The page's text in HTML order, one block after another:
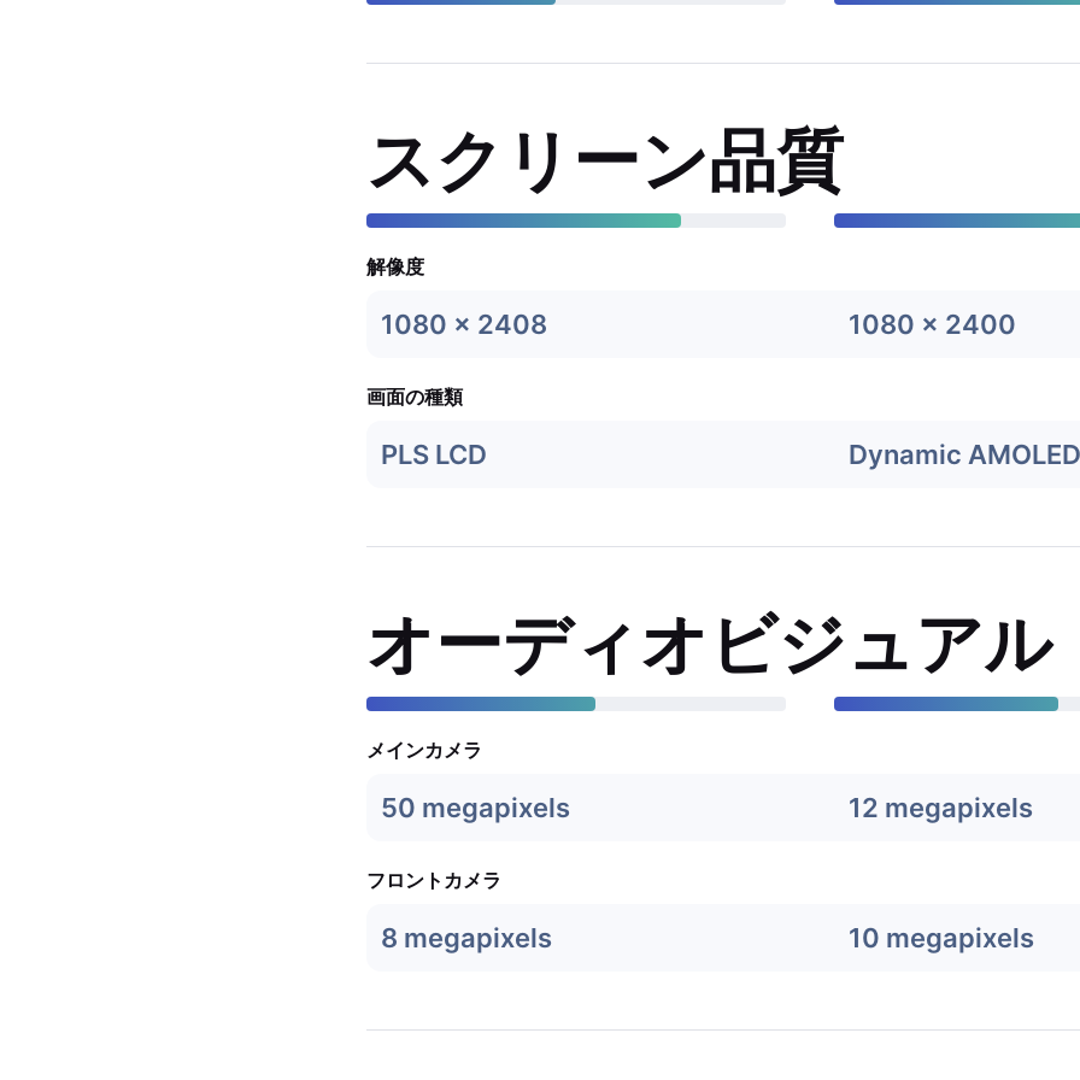
スクリーン品質
解像度
1080 x 2408 1080 x 2400
画面の種類
PLS LCD Dynamic
オーディオビジュアル
メインカメラ
50 megapixels 12 megapixels
フロントカメラ
8 megapixels 10 megapixels